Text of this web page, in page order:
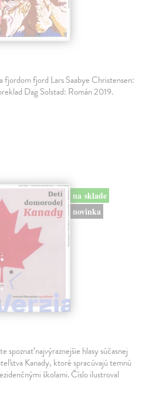
fjord Lars Saabye Christensen:
Dag Solstad: Román 2019.
na sklade
novinka
spoznať najvýraznejšie hlasy súčasnej
Kanady, ktoré spracúvajú temnú
školami. Číslo ilustroval